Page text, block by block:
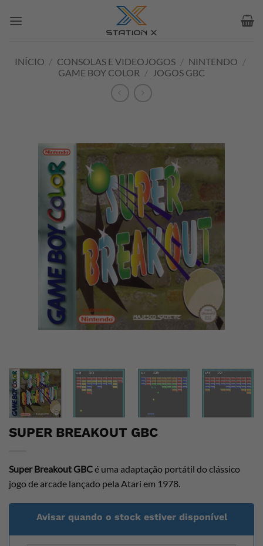
INÍCIO / CONSOLAS E VIDEOJOGOS / NINTENDO /
GAME BOY COLOR / JOGOS GBC
SUPER BREAKOUT GBC
Super Breakout GBCé uma adaptação portátil do clássico
jogo de arcade lançado pela Atari em 1978.
Avisar quando o stock estiver disponível